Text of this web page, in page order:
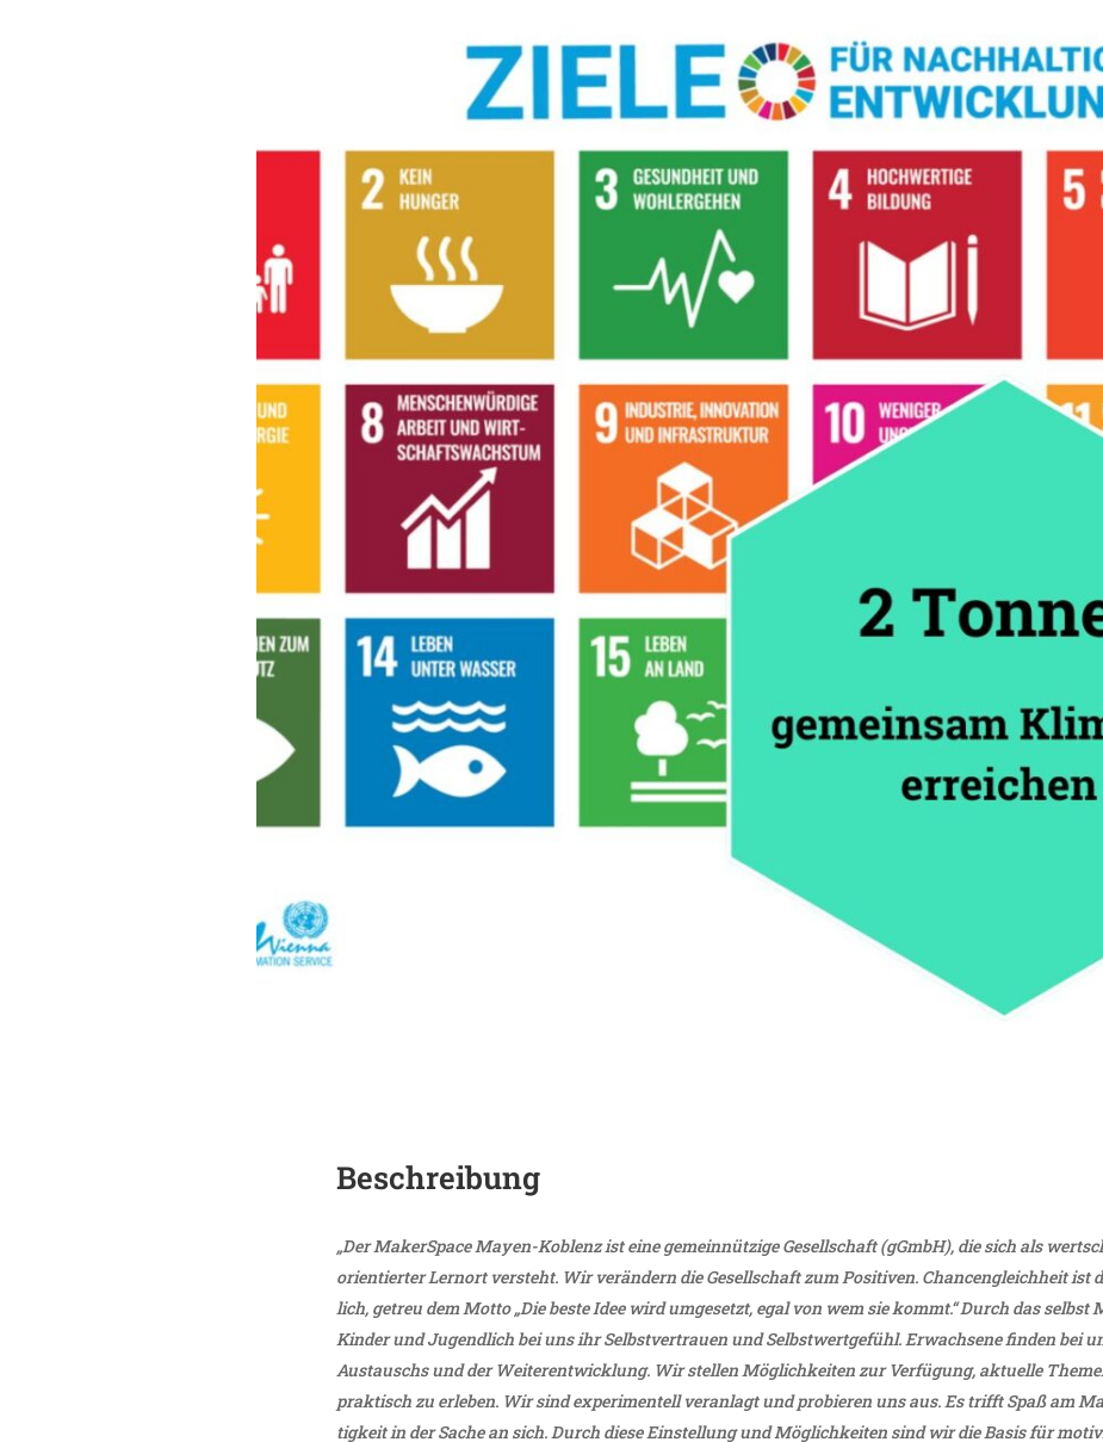
Beschrei­bung
„Der Maker­Space Mayen-Koblenz ist eine gemein­nüt­zige Gesell­schaft (gGmbH), die sich als
ori­en­tierter Lernort versteht. Wir verän­dern die Gesell­schaft zum Posi­tiven. Chan­cen­gleich­heit ist
lich, getreu dem Motto „Die beste Idee wird umge­setzt, egal von wem sie kommt.“ Durch das selbst
Kinder und Jugend­lich bei uns ihr Selbst­ver­trauen und Selbst­wert­ge­fühl. Erwach­sene finden bei
Austauschs und der Weiter­ent­wick­lung. Wir stellen Möglich­keiten zur Verfü­gung, aktu­elle
prak­tisch zu erleben. Wir sind expe­ri­men­tell veran­lagt und probieren uns aus. Es trifft Spaß am
tig­keit in der Sache an sich. Durch diese Einstel­lung und Möglich­keiten sind wir die Basis für